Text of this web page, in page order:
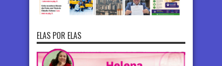
ELAS POR ELAS